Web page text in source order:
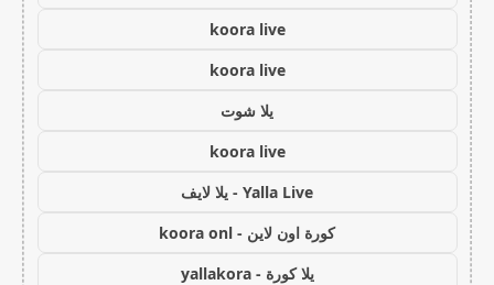
koora live
koora live
يلا شوت
koora live
Yalla Live - يلا لايف
كورة اون لاين - koora onl
يلا كورة - yallakora